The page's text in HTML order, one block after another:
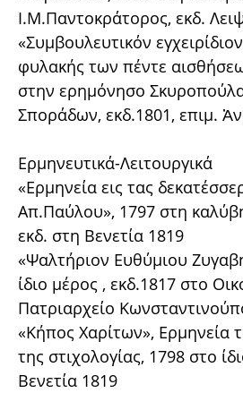
Ι.Μ.Παντοκράτορος, εκδ.
«Συμβουλευτικόν
φυλακής των πέντε
στην ερημόνησο
Σποράδων, εκδ.1801, επιμ.
Ερμηνευτικά-Λειτουργικά
«Ερμηνεία εις τας
Απ.Παύλου», 1797 στη
εκδ. στη Βενετία 1819
«Ψαλτήριον Ευθύμιου
ίδιο μέρος , εκδ.1817 στο
Πατριαρχείο
«Κήπος Χαρίτων», Ερμηνεία
της στιχολογίας, 1798 στο
Βενετία 1819